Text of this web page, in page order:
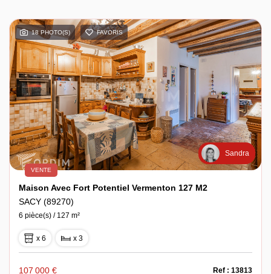
18 PHOTO(S) FAVORIS
Sandra
VENTE
Maison Avec Fort Potentiel Vermenton 127 M2
SACY (89270)
6 pièce(s) / 127 m²
x 6 x 3
107 000 € Ref : 13813